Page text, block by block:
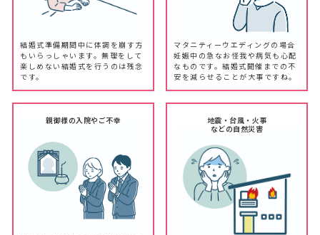
結婚式準備期間中に体調を崩す方
もいらっしゃいます。無理をして
楽しめない結婚式を行うのは残念
です。
マタニティーウエディングの場合
妊娠中の急なお怪我や病気も心配
なものです。結婚式開催までの不
安を減らせることが大事ですね。
親御様の入院やご不幸
地震・台風・火事
などの自然災害